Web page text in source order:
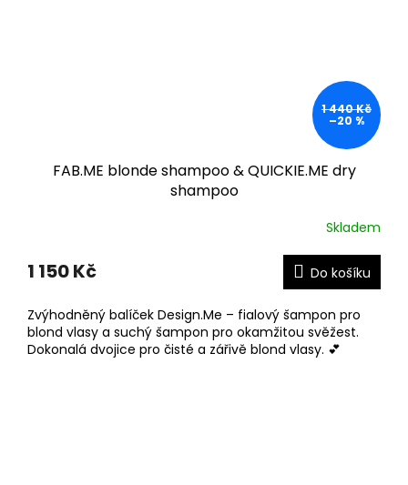
1 440 Kč
–20 %
FAB.ME blonde shampoo & QUICKIE.ME dry
shampoo
Skladem
1 150 Kč Do košíku
Zvýhodněný balíček Design.Me – fialový šampon pro
blond vlasy a suchý šampon pro okamžitou svěžest.
Dokonalá dvojice pro čisté a zářivě blond vlasy. 💕